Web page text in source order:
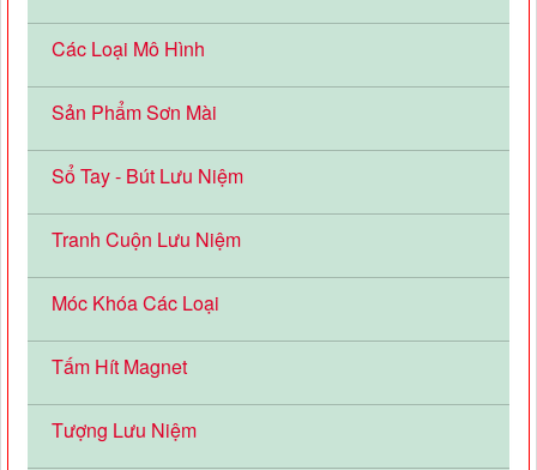
Các Loại Mô Hình
Sản Phẩm Sơn Mài
Sổ Tay - Bút Lưu Niệm
Tranh Cuộn Lưu Niệm
Móc Khóa Các Loại
Tấm Hít Magnet
Tượng Lưu Niệm